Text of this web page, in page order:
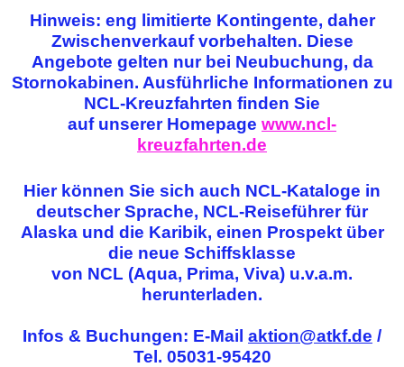
Hinweis: eng limitierte Kontingente, daher
Zwischenverkauf vorbehalten. Diese
Angebote gelten nur bei Neubuchung, da
Stornokabinen. Ausführliche Informationen zu
NCL-Kreuzfahrten finden Sie
auf unserer Homepage www.ncl-
kreuzfahrten.de
Hier können Sie sich auch NCL-Kataloge in
deutscher Sprache, NCL-Reiseführer für
Alaska und die Karibik, einen Prospekt über
die neue Schiffsklasse
von NCL (Aqua, Prima, Viva) u.v.a.m.
herunterladen.
Infos & Buchungen: E-Mail aktion@atkf.de /
Tel. 05031-95420